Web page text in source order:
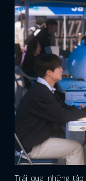
Trải qua những